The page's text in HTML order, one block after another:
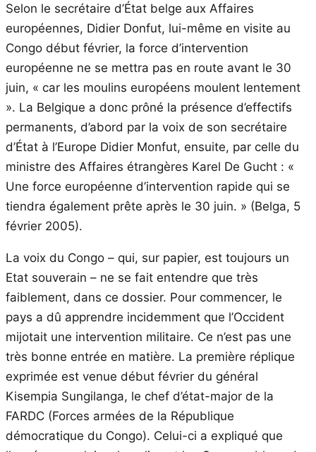
Selon le secrétaire d’État belge aux Affaires
européennes, Didier Donfut, lui-même en visite au
Congo début février, la force d’intervention
européenne ne se mettra pas en route avant le 30
juin, « car les moulins européens moulent lentement
». La Belgique a donc prôné la présence d’effectifs
permanents, d’abord par la voix de son secrétaire
d’État à l’Europe Didier Monfut, ensuite, par celle du
ministre des Affaires étrangères Karel De Gucht : «
Une force européenne d’intervention rapide qui se
tiendra également prête après le 30 juin. » (Belga, 5
février 2005).
La voix du Congo – qui, sur papier, est toujours un
Etat souverain – ne se fait entendre que très
faiblement, dans ce dossier. Pour commencer, le
pays a dû apprendre incidemment que l’Occident
mijotait une intervention militaire. Ce n’est pas une
très bonne entrée en matière. La première réplique
exprimée est venue début février du général
Kisempia Sungilanga, le chef d’état-major de la
FARDC (Forces armées de la République
démocratique du Congo). Celui-ci a expliqué que